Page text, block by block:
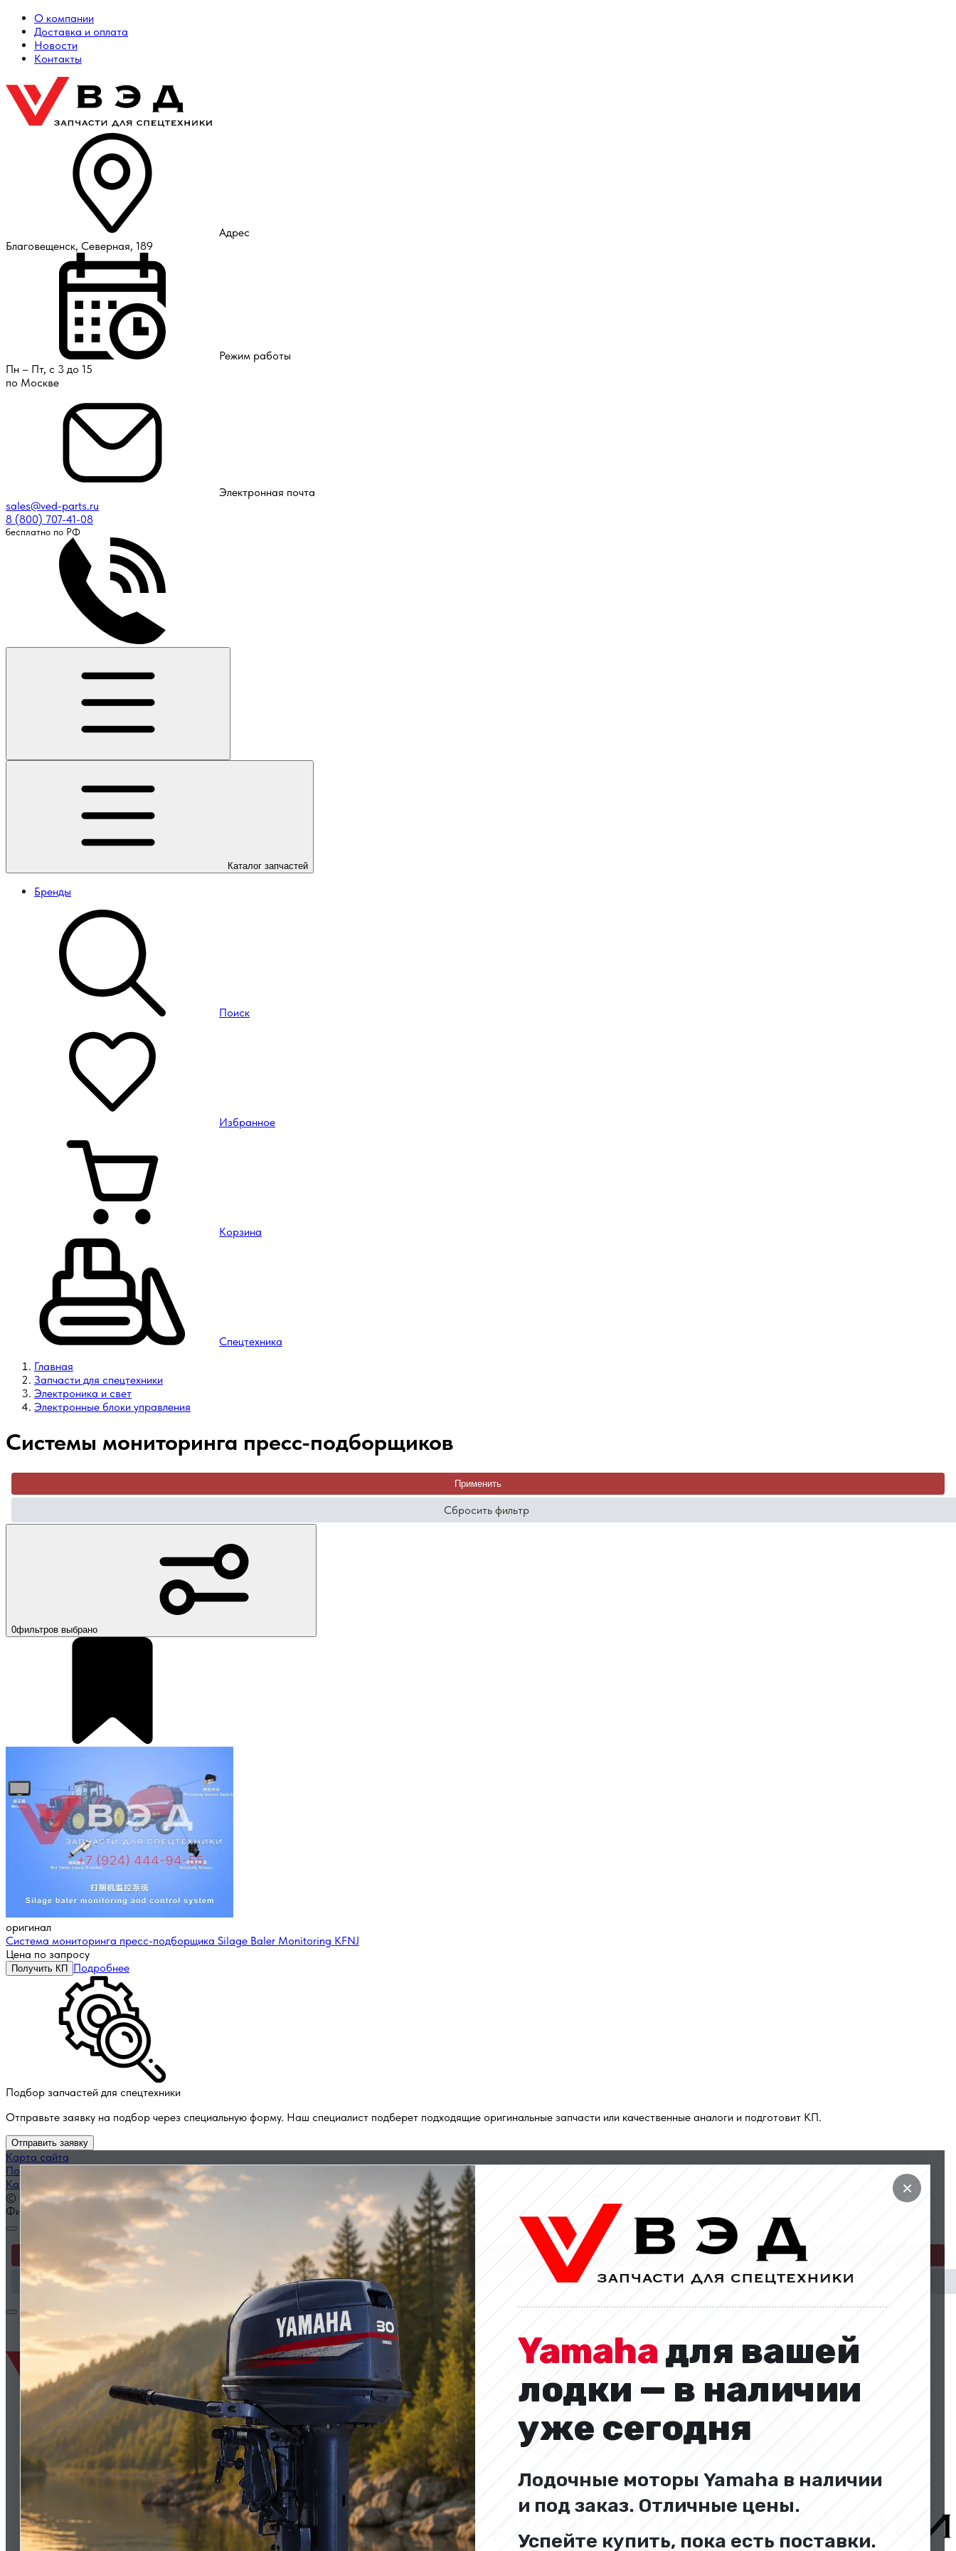
О компании
Доставка и оплата
Новости
Контакты
Адрес
Благовещенск, Северная, 189
Режим работы
Пн – Пт, с 3 до 15
по Москве
Электронная почта
sales@ved-parts.ru
8 (800) 707-41-08
бесплатно по РФ
Каталог запчастей
Бренды
Поиск
Избранное
Корзина
Спецтехника
Главная
Запчасти для спецтехники
Электроника и свет
Электронные блоки управления
Системы мониторинга пресс-подборщиков
Применить
Сбросить фильтр
0фильтров выбрано
оригинал
Система мониторинга пресс-подборщика Silage Baler Monitoring KFNJ
Цена по запросу
Получить КП Подробнее
Подбор запчастей для спецтехники
Отправьте заявку на подбор через специальную форму. Наш специалист подберет подходящие оригинальные запчасти или качественные аналоги и подготовит КП.
Отправить заявку
×
Yamaha для вашей
лодки — в наличии
уже сегодня
Лодочные моторы Yamaha в наличии
и под заказ. Отличные цены.
Успейте купить, пока есть поставки.
Карта сайта
Политика конфиденциальности
Каталог запчастей по названию
© 2014 — 2026 ООО «ВЭД»
Фильтр
Сбросить фильтр